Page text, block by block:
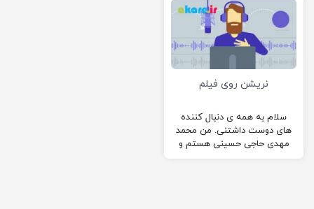
نریشن روی فیلم
سلام به همه ی دنبال کننده
های دوست داشتنی. من محمد
مهدی حاجی حسینی هستم و